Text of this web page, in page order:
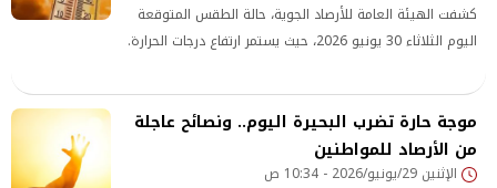
كشفت الهيئة العامة للأرصاد الجوية، حالة الطقس المتوقعة
اليوم الثلاثاء 30 يونيو 2026، حيث يستمر ارتفاع درجات الحرارة.
موجة حارة تضرب البحيرة اليوم.. ونصائح عاجلة
من الأرصاد للمواطنين
الإثنين 29/يونيو/2026 - 10:34 ص